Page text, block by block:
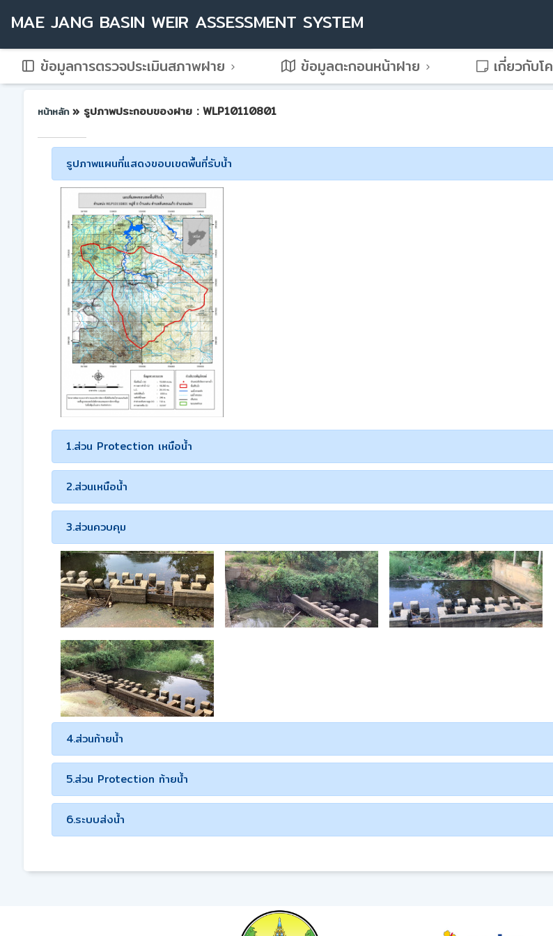
MAE JANG BASIN WEIR ASSESSMENT SYSTEM
ข้อมูลการตรวจประเมินสภาพฝาย ข้อมูลตะกอนหน้าฝาย เกี่ยวกับโ
หน้าหลัก » รูปภาพประกอบของฝาย : WLP10110801
รูปภาพแผนที่แสดงขอบเขตพื้นที่รับน้ำ
1.ส่วน Protection เหนือน้ำ
2.ส่วนเหนือน้ำ
3.ส่วนควบคุม
4.ส่วนท้ายน้ำ
5.ส่วน Protection ท้ายน้ำ
6.ระบบส่งน้ำ